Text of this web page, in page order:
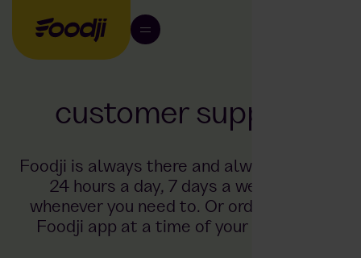
customer support
Foodji is always there and always ready –
24 hours a day, 7 days a week! Eat
whenever you need to. Or order it in the
Foodji app at a time of your choosing.